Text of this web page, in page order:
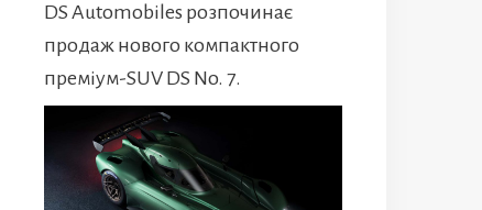
DS Automobiles розпочинає
продаж нового компактного
преміум-SUV DS No. 7.